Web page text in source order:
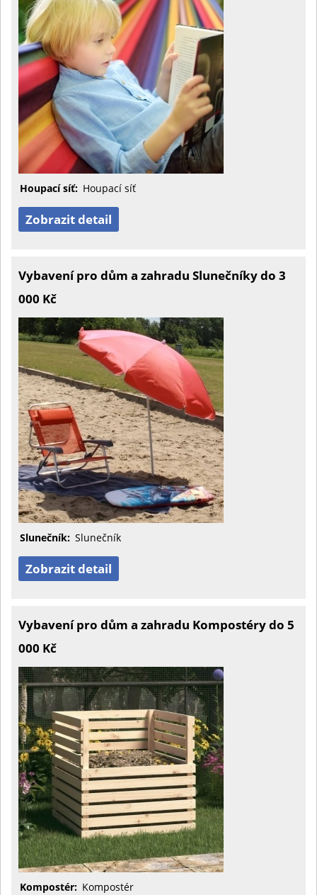
Houpací síť: Houpací síť
Zobrazit detail
Vybavení pro dům a zahradu Slunečníky do 3
000 Kč
Slunečník: Slunečník
Zobrazit detail
Vybavení pro dům a zahradu Kompostéry do 5
000 Kč
Kompostér: Kompostér